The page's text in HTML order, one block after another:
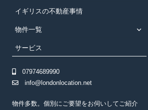
イギリスの不動産事情
物件一覧
サ
展
サービス
07974689990
info@londonlocation.net
物件多数。個別にご要望をお伺いしてご紹介